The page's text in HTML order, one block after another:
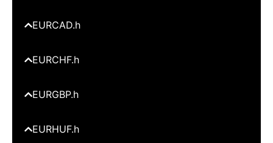
EURCAD.h
EURCHF.h
EURGBP.h
EURHUF.h